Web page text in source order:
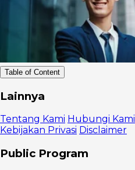
Table of Content
1.
Pelatihan Self
Leadership
2.
Pelatihan
Team
Leadership
Lainnya
Tentang Kami Hubungi Kami
Kebijakan Privasi Disclaimer
Public Program